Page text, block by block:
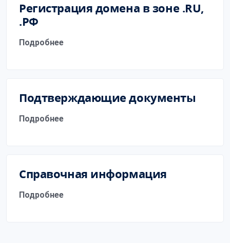
Регистрация домена в зоне .RU,
.РФ
Подробнее
Подтверждающие документы
Подробнее
Справочная информация
Подробнее